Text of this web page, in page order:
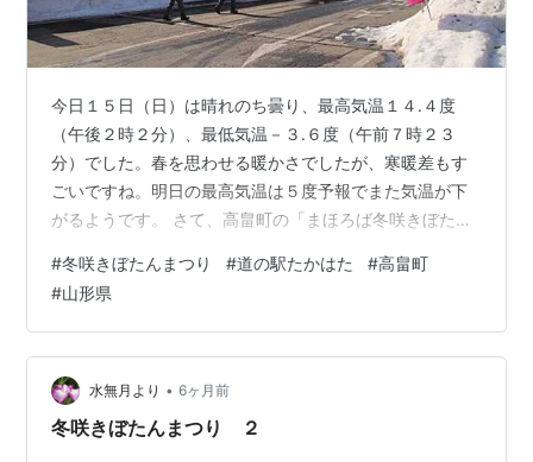
今日１５日（日）は晴れのち曇り、最高気温１４.４度
（午後２時２分）、最低気温－３.６度（午前７時２３
分）でした。春を思わせる暖かさでしたが、寒暖差もす
ごいですね。明日の最高気温は５度予報でまた気温が下
がるようです。 さて、高畠町の「まほろば冬咲きぼたん
を目的に、待ちの観光協会が毎年２月に開いています。
ぼたんの花は全国有数の産地である島根県から取り寄せ
たもので、観光協会はこのまつりに合わせて温度管理を
して育てたそうです。今年は町内の観光施設など４つの
会場に、７０品種・約８０鉢のぼたんが展示されていま
す。道の駅 たかはた へ行ってきました。 安久津…
#冬咲きぼたんまつり #道の駅たかはた #高畠町
#山形県
水無月より • 6ヶ月前
冬咲きぼたんまつり ２